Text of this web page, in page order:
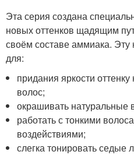
Эта серия создана
новых оттенков щадящим
своём составе аммиака.
для:
придания яркости
волос;
окрашивать натуральные
работать с тонкими
воздействиями;
слегка тонировать седые